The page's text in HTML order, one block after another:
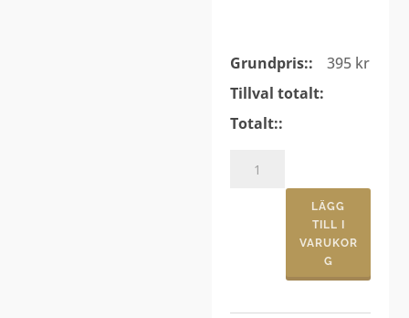
Grundpris:: 395 kr
Tillval totalt:
Totalt::
mängd
LÄGG
TILL I
VARUKOR
G